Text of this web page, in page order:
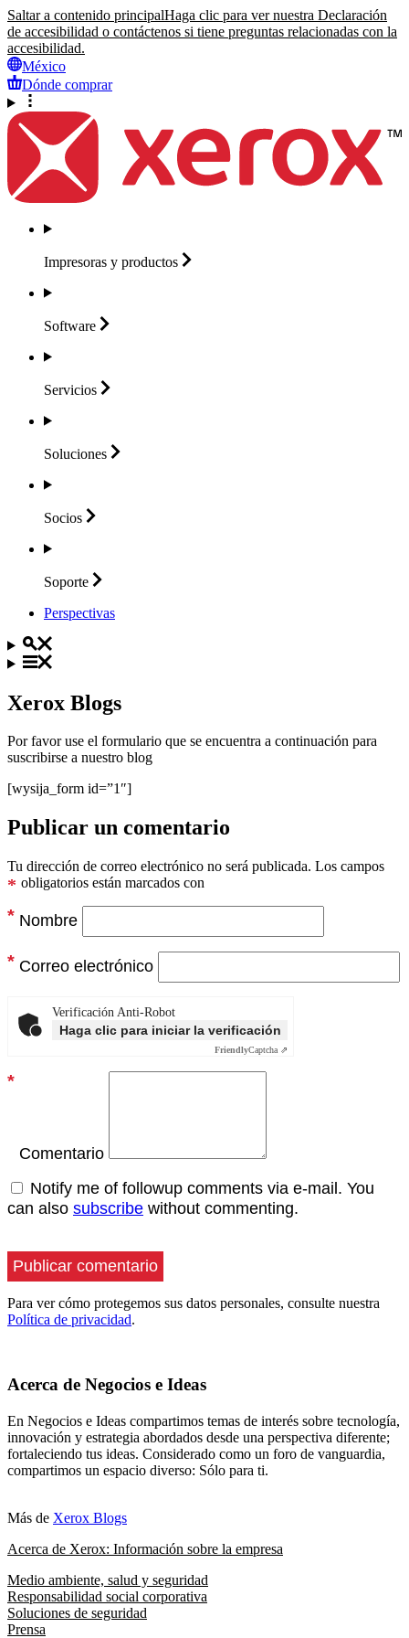
Saltar a contenido principalHaga clic para ver nuestra Declaración
de accesibilidad o contáctenos si tiene preguntas relacionadas con la
accesibilidad.
México
Dónde comprar
Impresoras y productos
Software
Servicios
Soluciones
Socios
Soporte
Perspectivas
Xerox Blogs
Por favor use el formulario que se encuentra a continuación para
suscribirse a nuestro blog
[wysija_form id=”1″]
Publicar un comentario
Tu dirección de correo electrónico no será publicada. Los campos
obligatorios están marcados con
*
Nombre
*
Correo electrónico
*
Verificación Anti-Robot
Haga clic para iniciar la verificación
FriendlyCaptcha ⇗
Comentario
*
Notify me of followup comments via e-mail. You
can also subscribe without commenting.
Para ver cómo protegemos sus datos personales, consulte nuestra
Política de privacidad.
Acerca de Negocios e Ideas
En Negocios e Ideas compartimos temas de interés sobre tecnología,
innovación y estrategia abordados desde una perspectiva diferente;
fortaleciendo tus ideas. Considerado como un foro de vanguardia,
compartimos un espacio diverso: Sólo para ti.
Más de Xerox Blogs
Acerca de Xerox: Información sobre la empresa
Medio ambiente, salud y seguridad
Responsabilidad social corporativa
Soluciones de seguridad
Prensa